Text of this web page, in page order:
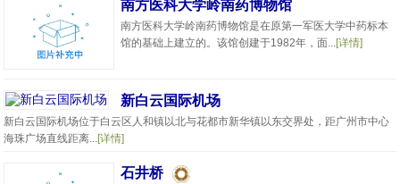
南方医科大学岭南药博物馆
南方医科大学岭南药博物馆是在原第一军医大学中药标本
馆的基础上建立的。该馆创建于1982年，面...[详情]
新白云国际机场
新白云国际机场位于白云区人和镇以北与花都市新华镇以东交界处，距广州市中心
海珠广场直线距离...[详情]
石井桥